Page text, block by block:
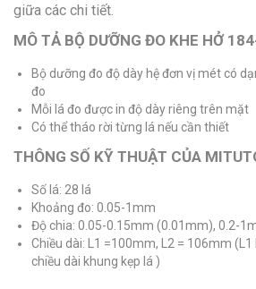
giữa các chi tiết.
MÔ TẢ BỘ DƯỠNG ĐO KHE HỞ
Bộ dưỡng đo độ dày hệ đơn vị mét có
đo
Mỗi lá đo được in độ dày riêng trên mặt
Có thể tháo rời từng lá nếu cần thiết
THÔNG SỐ KỸ THUẬT CỦA
Số lá: 28 lá
Khoảng đo: 0.05-1mm
Độ chia: 0.05-0.15mm (0.01mm), 0.2-
Chiều dài: L1 =100mm, L2 = 106mm (L1
chiều dài khung kẹp lá )